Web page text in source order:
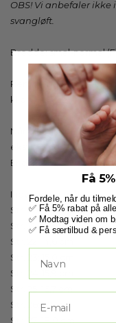
OBS! Vi anbefaler
svangløft.
Bredde: smal-normal
Remmene er
klip.
Når dit barn har
ekstra plads udover
Er du i tvivl, så vejleder
Indvendige mål:
Str. 20: 13,0 cm
Str. 21: 13,7 cm
Str. 22: 14,6 cm
Str. 23: 15,0 cm
Str. 24: 15,9 cm
Str. 25: 16,7 cm
Str. 26: 17,5 cm
Str. 27: 18,0 cm
Få
Fordele, når du
✅ Få 5% rabat på
✅ Modtag viden om
✅ Få særtilbud &